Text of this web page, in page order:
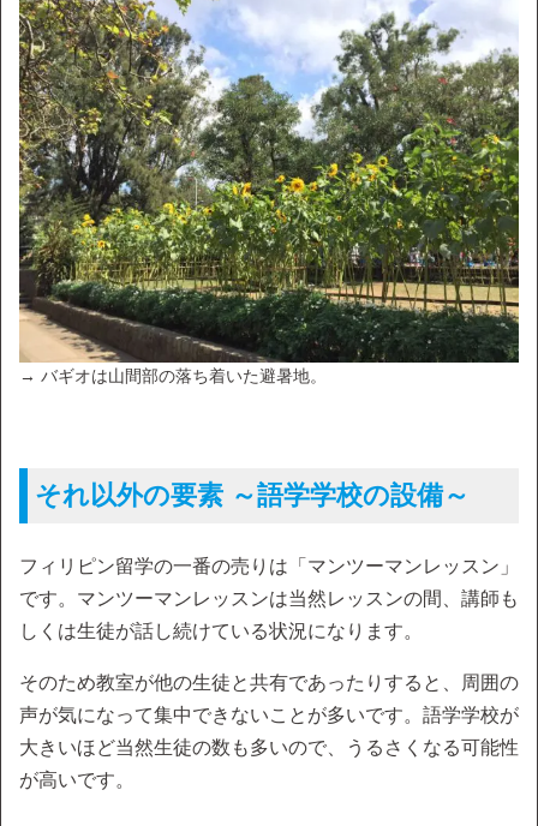
→ バギオは山間部の落ち着いた避暑地。
それ以外の要素 ～語学学校の設備～
フィリピン留学の一番の売りは「マンツーマンレッスン」
です。マンツーマンレッスンは当然レッスンの間、講師も
しくは生徒が話し続けている状況になります。
そのため教室が他の生徒と共有であったりすると、周囲の
声が気になって集中できないことが多いです。語学学校が
大きいほど当然生徒の数も多いので、うるさくなる可能性
が高いです。